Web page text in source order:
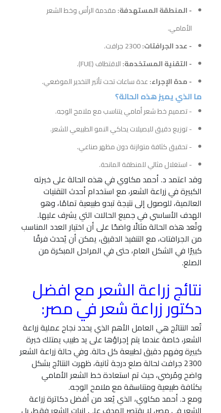
- المنطقة المستهدفة:مقدمة الرأس وخط الشعر
الأمامي.
- عدد الجرافتات:
- التقنية المستخدمة:الاقتطاف (FUE).
- مدة الإجراء:عدة ساعات تحت تأثير التخدير الموضعي.
ما الذي يميز هذه الحالة؟
- تصميم خط شعر أمامي يتناسب مع ملامح الوجه.
- توزيع دقيق للبصيلات يحاكي النمو الطبيعي للشعر.
- تحقيق كثافة متوازنة دون مظهر صناعي.
- استغلال مثالي للمنطقة المانحة.
وقد اعتمد د. أحمد مكاوي في هذه الحالة على خبرته
الكبيرة في زراعة الشعر، مع استخدام أحدث التقنيات
العالمية، للوصول إلى نتيجة تبدو طبيعية تمامًا، وهو
الهدف الأساسي في جميع الحالات التي يشرف عليها.
وتُعد هذه الحالة مثالًا واضحًا على أن اختيار العدد المناسب
من الجرافتات، مع التنفيذ الدقيق، يمكن أن يُحدث فرقًا
كبيرًا في الشكل العام، حتى في المراحل المبكرة من
الصلع.
نتائج زراعة الشعر مع افضل
دكتور زراعة شعر في مصر:
تُعد النتائج هي العامل الأهم الذي يحدد نجاح عملية زراعة
الشعر، خاصة عندما يتم إجراؤها على يد طبيب يمتلك خبرة
كبيرة وفهم دقيق لطبيعة كل حالة. وفي حالة زراعة الشعر
2300 جرافت لحالة صلع درجة ثانية، ظهرت النتائج بشكل
واضح ومُرضي، حيث تم استعادة خط الشعر الأمامي
بكثافة طبيعية ومتناسقة مع ملامح الوجه.
ومع د. أحمد مكاوي، الذي يُعد من أفضل دكاترة زراعة